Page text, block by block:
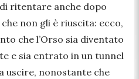
ritentare anche dopo
non gli è riuscita: ecco,
che l’Orso sia diventato
e sia entrato in un tunnel
uscire, nonostante che